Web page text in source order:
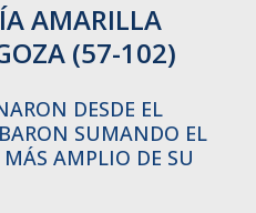
AMARILLA
(57-102)
DESDE EL
SUMANDO EL
AMPLIO DE SU